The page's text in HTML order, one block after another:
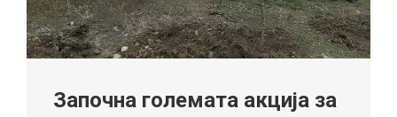
Започна големата акција за